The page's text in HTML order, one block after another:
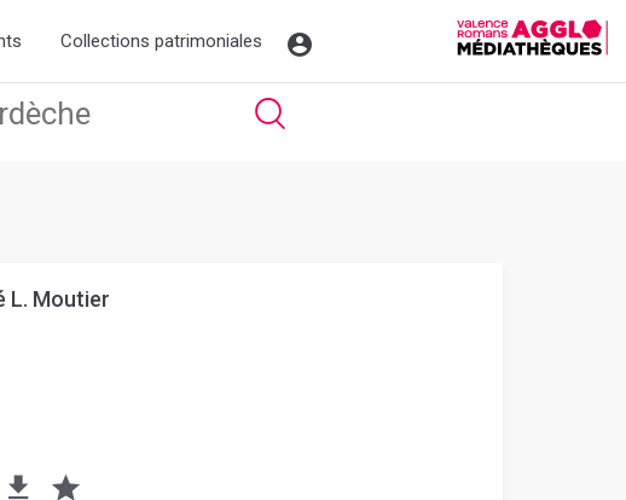
Collections patrimoniales
L. Moutier